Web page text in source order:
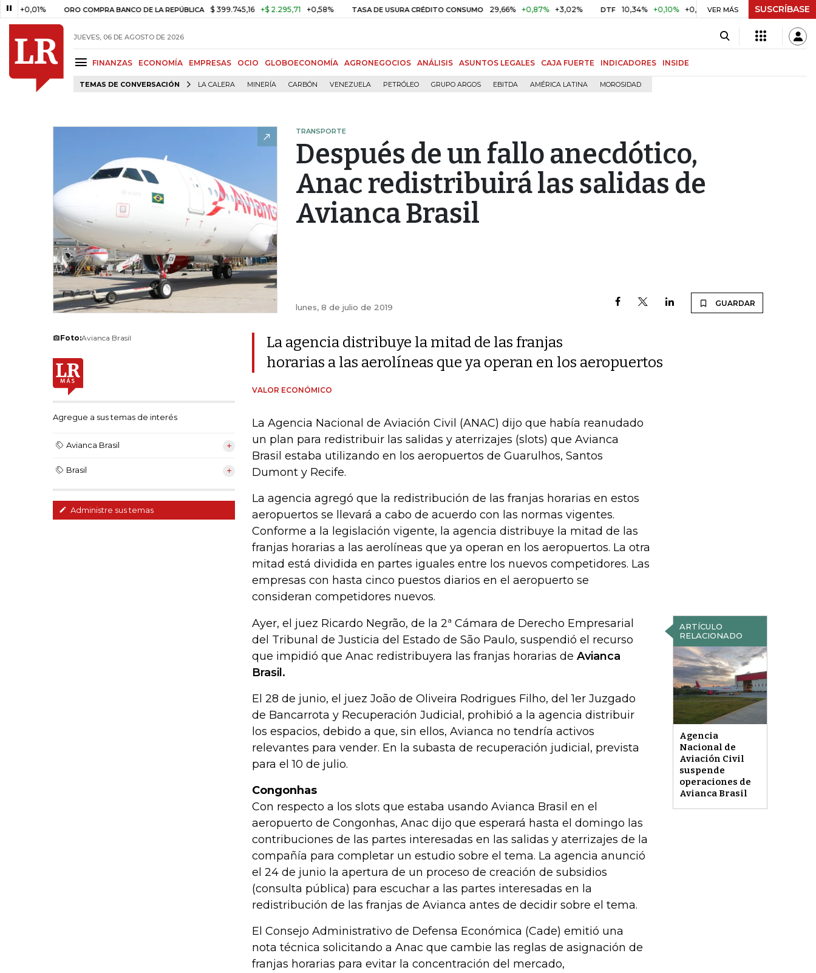
ORO COMPRA BANCO DE LA REPÚBLICA $ 399.745,16 +$ 2.295,71 +0,58% TASA DE USURA CRÉDITO CONSUMO 29,66% +0,87% +3,02% DTF 10,34% +0,10% +0,98% UVR $ 416,86 +$ 0,05 +0,01%
VER MÁS SUSCRÍBASE
JUEVES, 06 DE AGOSTO DE 2026
FINANZAS ECONOMÍA EMPRESAS OCIO GLOBOECONOMÍA AGRONEGOCIOS ANÁLISIS ASUNTOS LEGALES CAJA FUERTE INDICADORES INSIDE
TEMAS DE CONVERSACIÓN LA CALERA MINERÍA CARBÓN VENEZUELA PETRÓLEO GRUPO ARGOS EBITDA AMÉRICA LATINA MOROSIDAD
TRANSPORTE
Después de un fallo anecdótico,
Anac redistribuirá las salidas de
Avianca Brasil
lunes, 8 de julio de 2019 GUARDAR
Foto:Avianca Brasil
Agregue a sus temas de interés
Avianca Brasil
Brasil
Administre sus temas
La agencia distribuye la mitad de las franjas
horarias a las aerolíneas que ya operan en los aeropuertos
VALOR ECONÓMICO
La Agencia Nacional de Aviación Civil (ANAC) dijo que había reanudado
un plan para redistribuir las salidas y aterrizajes (slots) que Avianca
Brasil estaba utilizando en los aeropuertos de Guarulhos, Santos
Dumont y Recife.
La agencia agregó que la redistribución de las franjas horarias en estos
aeropuertos se llevará a cabo de acuerdo con las normas vigentes.
Conforme a la legislación vigente, la agencia distribuye la mitad de las
franjas horarias a las aerolíneas que ya operan en los aeropuertos. La otra
mitad está dividida en partes iguales entre los nuevos competidores. Las
empresas con hasta cinco puestos diarios en el aeropuerto se
consideran competidores nuevos.
ARTÍCULO
RELACIONADO
Agencia
Nacional de
Aviación Civil
suspende
operaciones de
Avianca Brasil
Ayer, el juez Ricardo Negrão, de la 2ª Cámara de Derecho Empresarial
del Tribunal de Justicia del Estado de São Paulo, suspendió el recurso
que impidió que Anac redistribuyera las franjas horarias de Avianca
Brasil.
El 28 de junio, el juez João de Oliveira Rodrigues Filho, del 1er Juzgado
de Bancarrota y Recuperación Judicial, prohibió a la agencia distribuir
los espacios, debido a que, sin ellos, Avianca no tendría activos
relevantes para vender. En la subasta de recuperación judicial, prevista
para el 10 de julio.
Congonhas
Con respecto a los slots que estaba usando Avianca Brasil en el
aeropuerto de Congonhas, Anac dijo que esperará hasta el domingo las
contribuciones de las partes interesadas en las salidas y aterrizajes de la
compañía para completar un estudio sobre el tema. La agencia anunció
el 24 de junio la apertura de un proceso de creación de subsidios
(consulta pública) para escuchar a las partes interesadas en la
redistribución de las franjas de Avianca antes de decidir sobre el tema.
El Consejo Administrativo de Defensa Económica (Cade) emitió una
nota técnica solicitando a Anac que cambie las reglas de asignación de
franjas horarias para evitar la concentración del mercado,